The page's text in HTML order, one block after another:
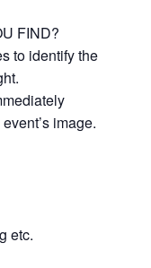
FIND?
to identify the
image.
etc.